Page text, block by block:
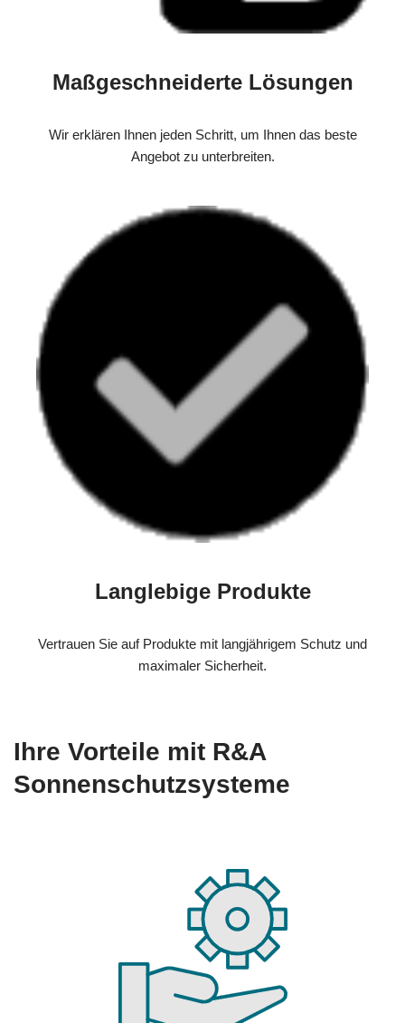
Maßgeschneiderte Lösungen
Wir erklären Ihnen jeden Schritt, um Ihnen das beste
Angebot zu unterbreiten.
Langlebige Produkte
Vertrauen Sie auf Produkte mit langjährigem Schutz und
maximaler Sicherheit.
Ihre Vorteile mit R&A
Sonnenschutzsysteme